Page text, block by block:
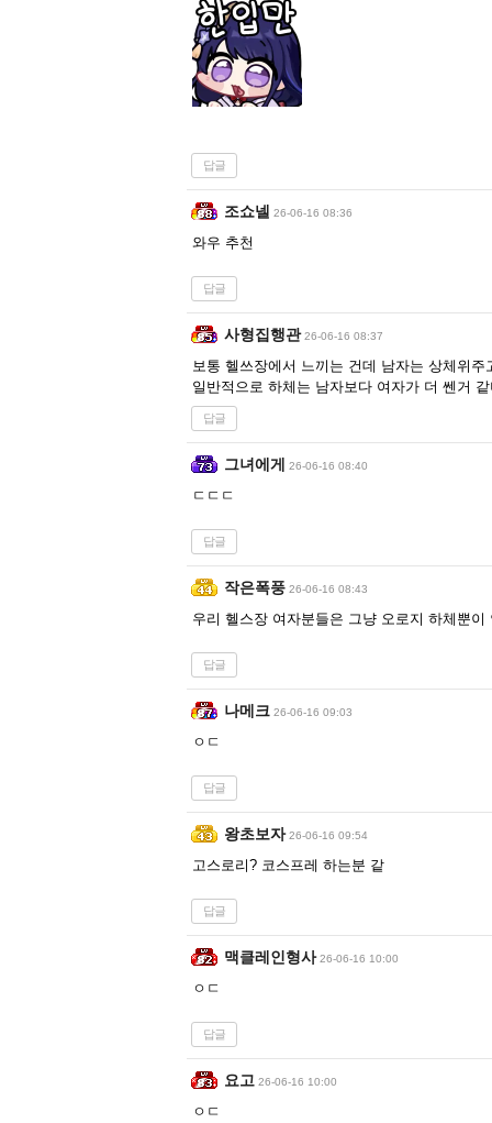
답글
조쇼넬 26-06-16 08:36
와우 추천
답글
사형집행관 26-06-16 08:37
보통 헬쓰장에서 느끼는 건데 남자는 상체위
일반적으로 하체는 남자보다 여자가 더 쎈거
답글
그녀에게 26-06-16 08:40
ㄷㄷㄷ
답글
작은폭풍 26-06-16 08:43
우리 헬스장 여자분들은 그냥 오로지 하체뿐이
답글
나메크 26-06-16 09:03
ㅇㄷ
답글
왕초보자 26-06-16 09:54
고스로리? 코스프레 하는분 같
답글
맥클레인형사 26-06-16 10:00
ㅇㄷ
답글
요고 26-06-16 10:00
ㅇㄷ